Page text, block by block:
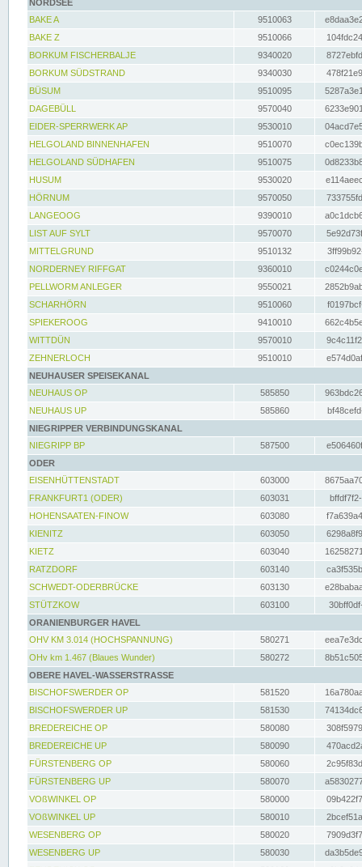
NORDSEE
BAKE A
9510063
BAKE Z
9510066
BORKUM FISCHERBALJE
9340020
BORKUM SÜDSTRAND
9340030
BÜSUM
9510095
DAGEBÜLL
9570040
EIDER-SPERRWERK AP
9530010
HELGOLAND BINNENHAFEN
9510070
HELGOLAND SÜDHAFEN
9510075
HUSUM
9530020
HÖRNUM
9570050
LANGEOOG
9390010
LIST AUF SYLT
9570070
MITTELGRUND
9510132
NORDERNEY RIFFGAT
9360010
PELLWORM ANLEGER
9550021
SCHARHÖRN
9510060
SPIEKEROOG
9410010
WITTDÜN
9570010
ZEHNERLOCH
9510010
NEUHAUSER SPEISEKANAL
NEUHAUS OP
585850
NEUHAUS UP
585860
NIEGRIPPER VERBINDUNGSKANAL
NIEGRIPP BP
587500
ODER
EISENHÜTTENSTADT
603000
FRANKFURT1 (ODER)
603031
HOHENSAATEN-FINOW
603080
KIENITZ
603050
KIETZ
603040
RATZDORF
603140
SCHWEDT-ODERBRÜCKE
603130
STÜTZKOW
603100
ORANIENBURGER HAVEL
OHV KM 3.014 (HOCHSPANNUNG)
580271
OHv km 1.467 (Blaues Wunder)
580272
OBERE HAVEL-WASSERSTRASSE
BISCHOFSWERDER OP
581520
BISCHOFSWERDER UP
581530
BREDEREICHE OP
580080
BREDEREICHE UP
580090
FÜRSTENBERG OP
580060
FÜRSTENBERG UP
580070
VOßWINKEL OP
580000
VOßWINKEL UP
580010
WESENBERG OP
580020
WESENBERG UP
580030